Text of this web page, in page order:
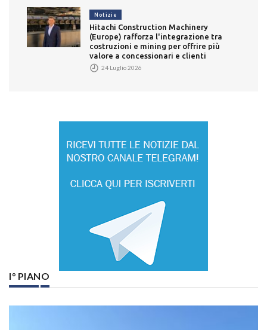
Notizie
Hitachi Construction Machinery
(Europe) rafforza l'integrazione tra
costruzioni e mining per offrire più
valore a concessionari e clienti
24 Luglio 2026
I° PIANO